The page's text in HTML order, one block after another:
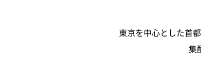
東京を中心とした首
集